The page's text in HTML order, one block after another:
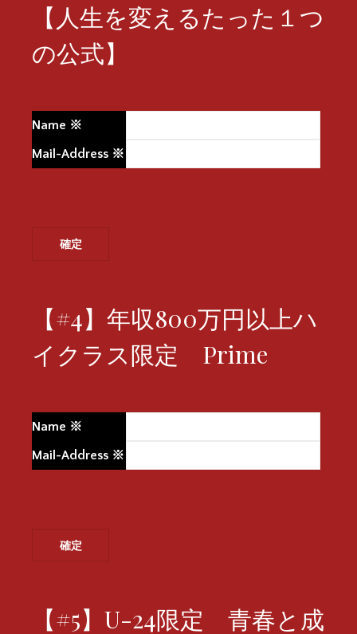
【人生を変えるたった１つ
の公式】
Name ※
Mail-Address ※
【#4】年収800万円以上ハ
イクラス限定 Prime
Name ※
Mail-Address ※
【#5】U-24限定 青春と成